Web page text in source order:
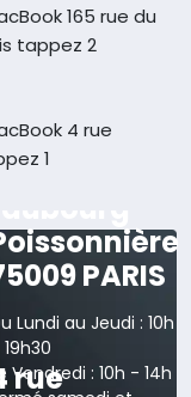
165 rue du
tappez 2
4 rue
1rue du
PARIS
Lundi au Jeudi : 10h
Vendredi : 10h - 14h
rue